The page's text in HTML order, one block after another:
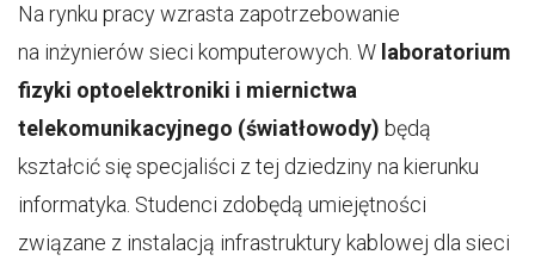
Na rynku pracy wzrasta zapotrzebowanie
na inżynierów sieci komputerowych. W laboratorium
fizyki optoelektroniki i miernictwa
telekomunikacyjnego (światłowody) będą
kształcić się specjaliści z tej dziedziny na kierunku
informatyka. Studenci zdobędą umiejętności
związane z instalacją infrastruktury kablowej dla sieci